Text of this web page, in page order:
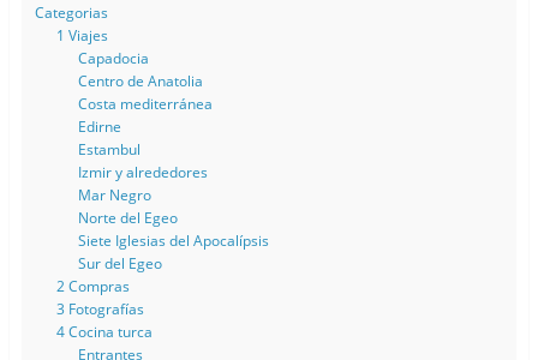
Categorias
1 Viajes
Capadocia
Centro de Anatolia
Costa mediterránea
Edirne
Estambul
Izmir y alrededores
Mar Negro
Norte del Egeo
Siete Iglesias del Apocalípsis
Sur del Egeo
2 Compras
3 Fotografías
4 Cocina turca
Entrantes